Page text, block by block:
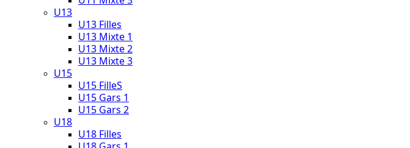
U13
U13 Filles
U13 Mixte 1
U13 Mixte 2
U13 Mixte 3
U15
U15 FilleS
U15 Gars 1
U15 Gars 2
U18
U18 Filles